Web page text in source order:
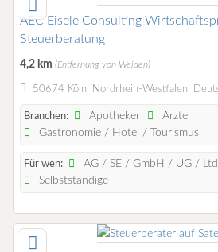
AEC Eisele Consulting
Steuerberatung
4,2 km (Entfernung von Weiden)
50674 Köln, Nordrhein-Westfalen,
Branchen: Apotheker
Ärzte
Gastronomie / Hotel / Tourismus
Für wen: AG / SE / GmbH / UG /
Selbstständige